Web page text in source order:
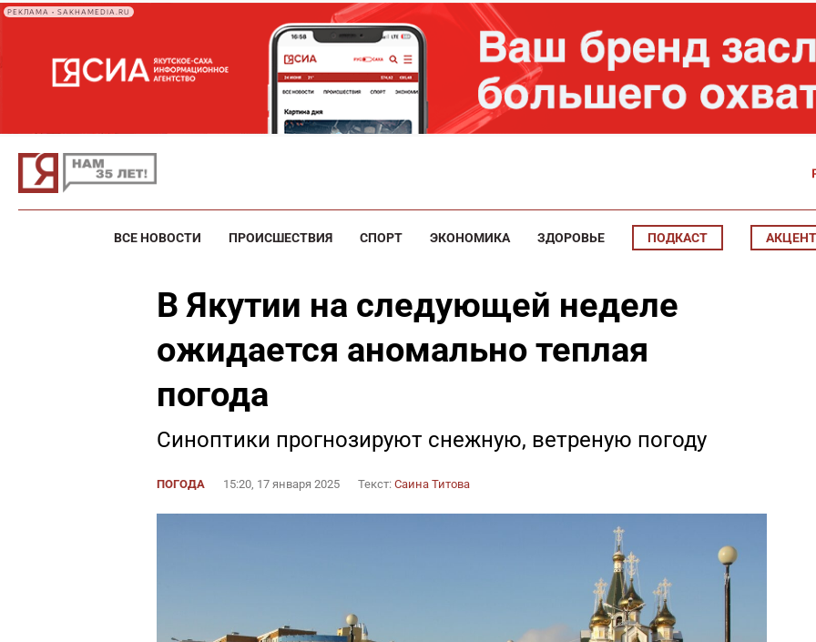
РЕКЛАМА • SAKHAMEDIA.RU
ВСЕ НОВОСТИ ПРОИСШЕСТВИЯ СПОРТ ЭКОНОМИКА ЗДОРОВЬЕ ПОДКАСТ АКЦЕНТ
В Якутии на следующей неделе
ожидается аномально теплая
погода
Синоптики прогнозируют снежную, ветреную погоду
ПОГОДА 15:20, 17 января 2025 Текст: Саина Титова